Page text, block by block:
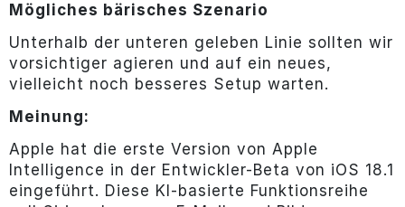
Mögliches bärisches Szenario
Unterhalb der unteren geleben Linie sollten wir
vorsichtiger agieren und auf ein neues,
vielleicht noch besseres Setup warten.
Meinung:
Apple hat die erste Version von Apple
Intelligence in der Entwickler-Beta von iOS 18.1
eingeführt. Diese KI-basierte Funktionsreihe